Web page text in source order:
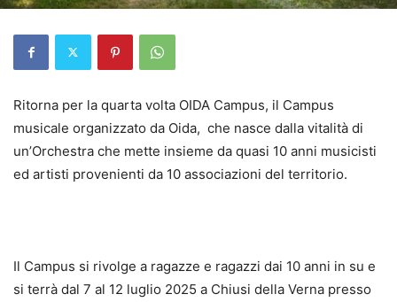
Ritorna per la quarta volta OIDA Campus, il Campus
musicale organizzato da Oida, che nasce dalla vitalità di
un’Orchestra che mette insieme da quasi 10 anni musicisti
ed artisti provenienti da 10 associazioni del territorio.
Il Campus si rivolge a ragazze e ragazzi dai 10 anni in su e
si terrà dal 7 al 12 luglio 2025 a Chiusi della Verna presso